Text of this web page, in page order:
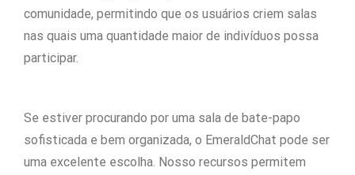
comunidade, permitindo que os usuários criem salas
nas quais uma quantidade maior de indivíduos possa
participar.
Se estiver procurando por uma sala de bate-papo
sofisticada e bem organizada, o EmeraldChat pode ser
uma excelente escolha. Nosso recursos permitem